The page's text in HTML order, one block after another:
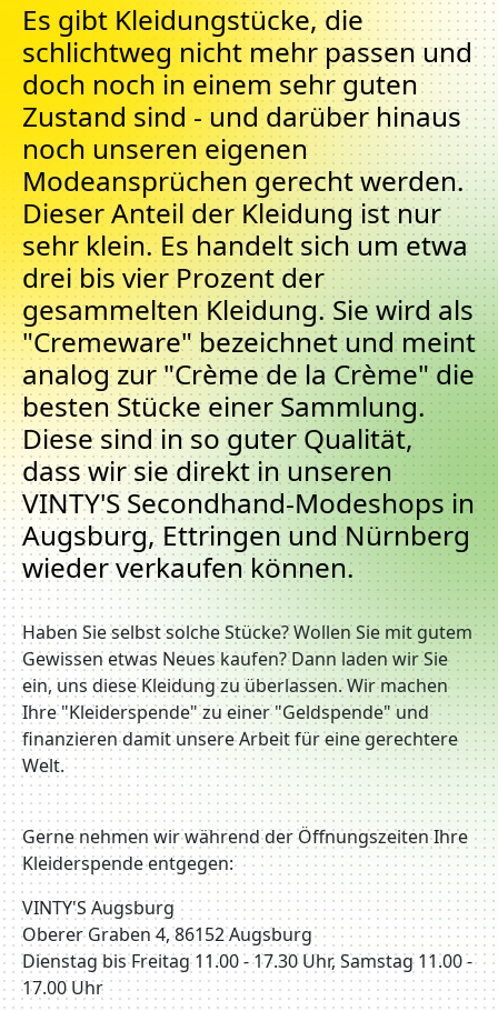
Es gibt Kleidungstücke, die
schlichtweg nicht mehr passen und
doch noch in einem sehr guten
Zustand sind - und darüber hinaus
noch unseren eigenen
Modeansprüchen gerecht werden.
Dieser Anteil der Kleidung ist nur
sehr klein. Es handelt sich um etwa
drei bis vier Prozent der
gesammelten Kleidung. Sie wird als
"Cremeware" bezeichnet und meint
analog zur "Crème de la Crème" die
besten Stücke einer Sammlung.
Diese sind in so guter Qualität,
dass wir sie direkt in unseren
VINTY'S Secondhand-Modeshops in
Augsburg, Ettringen und Nürnberg
wieder verkaufen können.
Haben Sie selbst solche Stücke? Wollen Sie mit gutem
Gewissen etwas Neues kaufen? Dann laden wir Sie
ein, uns diese Kleidung zu überlassen. Wir machen
Ihre "Kleiderspende" zu einer "Geldspende" und
finanzieren damit unsere Arbeit für eine gerechtere
Welt.
Gerne nehmen wir während der Öffnungszeiten Ihre
Kleiderspende entgegen:
VINTY'S Augsburg
Oberer Graben 4, 86152 Augsburg
Dienstag bis Freitag 11.00 - 17.30 Uhr, Samstag 11.00 -
17.00 Uhr